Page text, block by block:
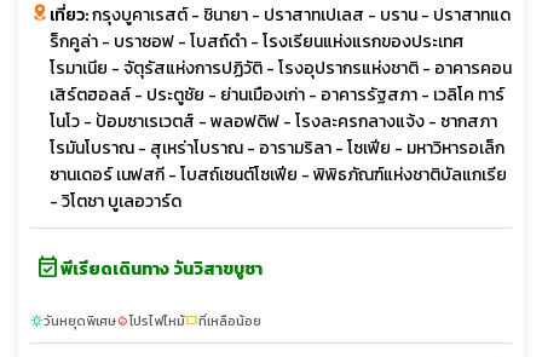
เที่ยว:กรุงบูคาเรสต์ - ชินายา - ปราสาทเปเลส - บราน - ปราสาทแด
ร็กคูล่า - บราซอฟ - โบสถ์ดำ - โรงเรียนแห่งแรกของประเทศ
โรมาเนีย - จัตุรัสแห่งการปฏิวัติ - โรงอุปรากรแห่งชาติ - อาคารคอน
เสิร์ตฮอลล์ - ประตูชัย - ย่านเมืองเก่า - อาคารรัฐสภา - เวลิโค ทาร์
โนโว - ป้อมซาเรเวตส์ - พลอฟดิฟ - โรงละครกลางแจ้ง - ซากสภา
โรมันโบราณ - สุเหร่าโบราณ - อารามริลา - โซเฟีย - มหาวิหารอเล็ก
ซานเดอร์ เนฟสกี - โบสถ์เซนต์โซเฟีย - พิพิธภัณฑ์แห่งชาติบัลแกเรีย
- วิโตชา บูเลอวาร์ด
event_availableพีเรียดเดินทาง วันวิสาขบูชา
sunnyวันหยุดพิเศษlocal_fire_departmentโปรไฟไหม้confirmation_numberที่เหลือน้อย